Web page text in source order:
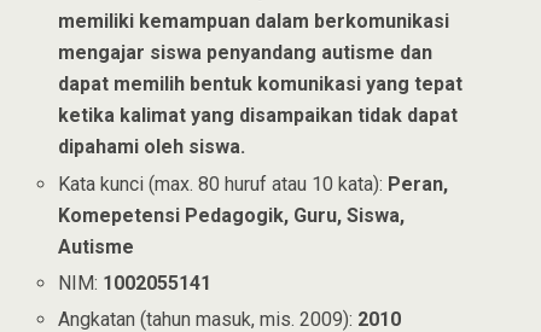
memiliki kemampuan dalam berkomunikasi
mengajar siswa penyandang autisme dan
dapat memilih bentuk komunikasi yang tepat
ketika kalimat yang disampaikan tidak dapat
dipahami oleh siswa.
Kata kunci (max. 80 huruf atau 10 kata): Peran,
Komepetensi Pedagogik, Guru, Siswa,
Autisme
NIM: 1002055141
Angkatan (tahun masuk, mis. 2009): 2010